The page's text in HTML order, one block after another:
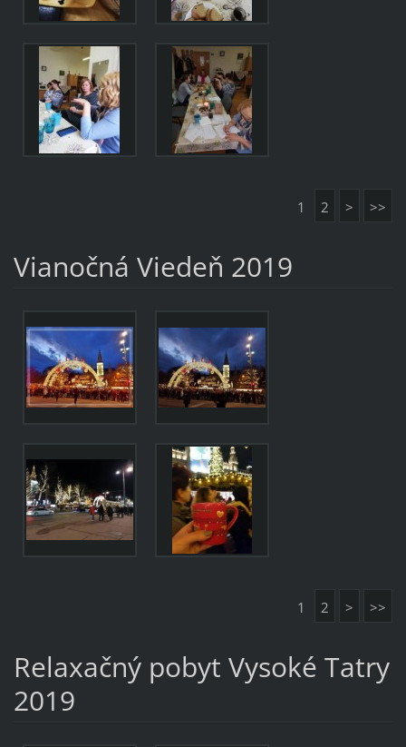
1 2 > >>
Vianočná Viedeň 2019
1 2 > >>
Relaxačný pobyt Vysoké Tatry
2019